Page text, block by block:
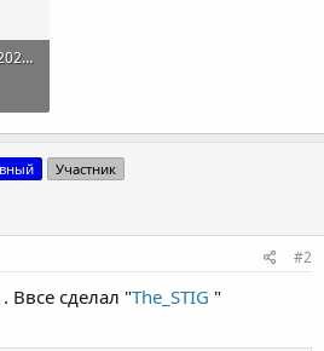
HW1908R_3571R_SW6526R-20211215-111013.bin
Участник
#2
Ввсе сделал "The_STIG "